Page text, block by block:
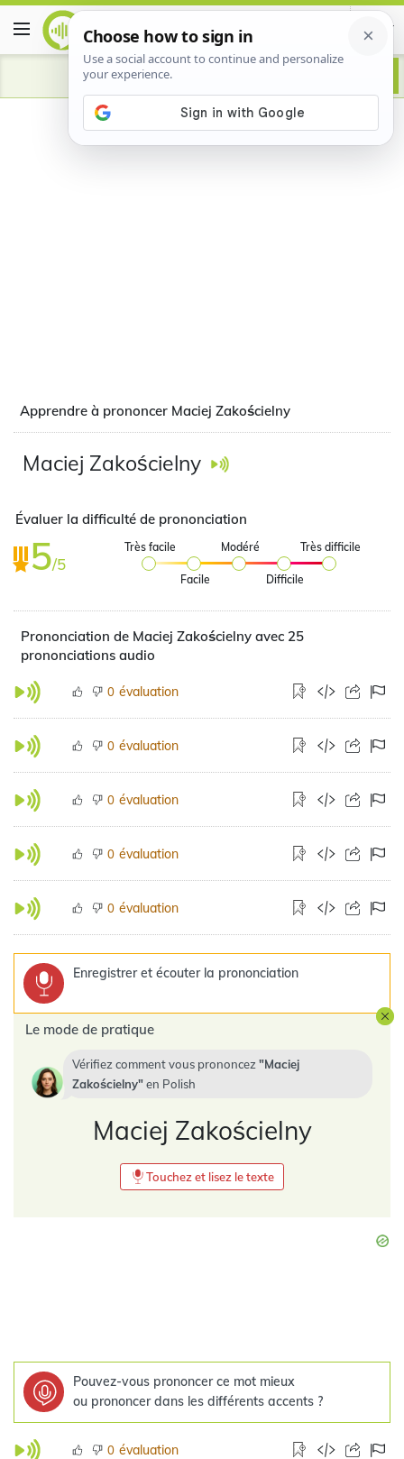
Advertisement
Apprendre à prononcer Maciej Zakościelny
Maciej Zakościelny
Évaluer la difficulté de prononciation
5/5
Très facile
Facile
Modéré
Difficile
Très difficile
Prononciation de Maciej Zakościelny avec 25
prononciations audio
0 évaluation
0 évaluation
0 évaluation
0 évaluation
0 évaluation
Enregistrer et écouter la prononciation
Le mode de pratique
Vérifiez comment vous prononcez
Maciej
Zakościelny en Polish
Maciej Zakościelny
Touchez et lisez le texte
Pouvez-vous prononcer ce mot mieux
ou prononcer dans les différents accents ?
0 évaluation